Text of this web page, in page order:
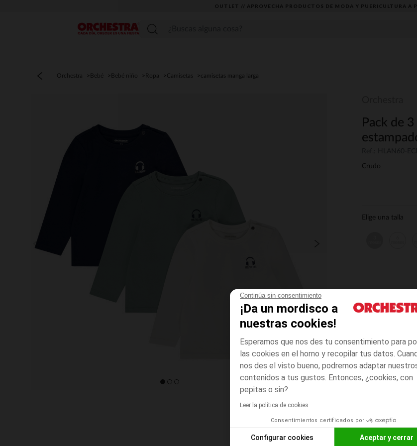
Continúa sin consentimiento
¡Da un mordisco a
nuestras cookies!
Esperamos que nos des tu consentimiento para
las cookies en el horno y recopilar tus datos.
nos des el visto bueno, podremos adaptar
contenidos a tus gustos. Entonces, ¿cookies, con
pepitas o sin?
Leer la política de cookies
Consentimientos certificados por
Configurar cookies Aceptar y cerrar
OUTLET // APROVECHA PRODUCTOS DE MODA Y PUERICULTURA A
Menú
Orchestra Bebé Bebé niño Ropa Camisetas camisetas manga larga
Pack de
Crudo
Elige una talla